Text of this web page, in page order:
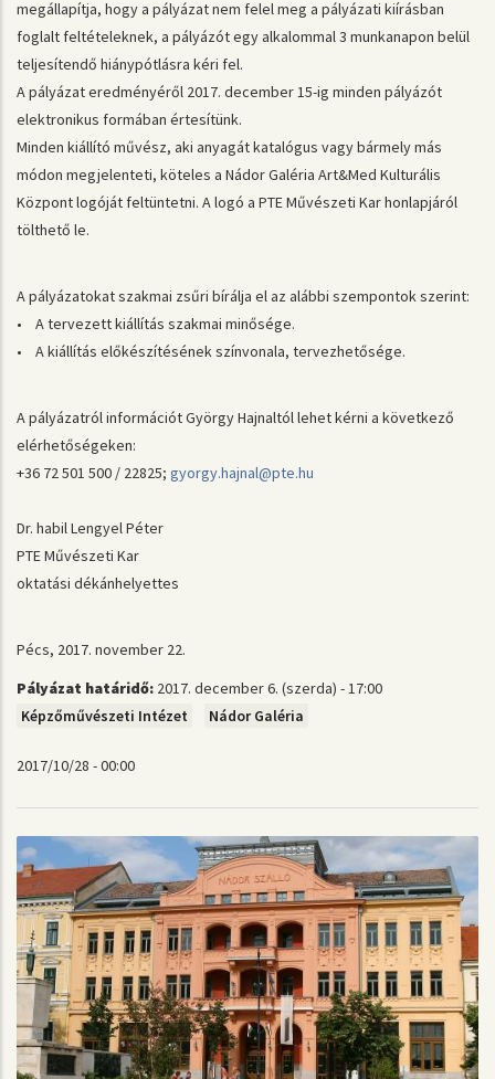
megállapítja, hogy a pályázat nem felel meg a pályázati kiírásban
foglalt feltételeknek, a pályázót egy alkalommal 3 munkanapon belül
teljesítendő hiánypótlásra kéri fel.
A pályázat eredményéről 2017. december 15-ig minden pályázót
elektronikus formában értesítünk.
Minden kiállító művész, aki anyagát katalógus vagy bármely más
módon megjelenteti, köteles a Nádor Galéria Art&Med Kulturális
Központ logóját feltüntetni. A logó a PTE Művészeti Kar honlapjáról
tölthető le.
A pályázatokat szakmai zsűri bírálja el az alábbi szempontok szerint:
• A tervezett kiállítás szakmai minősége.
• A kiállítás előkészítésének színvonala, tervezhetősége.
A pályázatról információt György Hajnaltól lehet kérni a következő
elérhetőségeken:
+36 72 501 500 / 22825; gyorgy.hajnal@pte.hu
Dr. habil Lengyel Péter
PTE Művészeti Kar
oktatási dékánhelyettes
Pécs, 2017. november 22.
Pályázat határidő: 2017. december 6. (szerda) - 17:00
Képzőművészeti Intézet
Nádor Galéria
2017/10/28 - 00:00